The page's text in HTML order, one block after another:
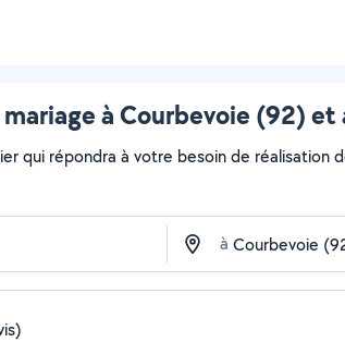
à Courbevoie (92)
qui répondra à votre besoin de
à